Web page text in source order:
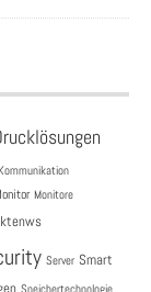
Monitore
Server Smart